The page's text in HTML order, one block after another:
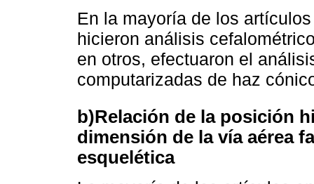
En la mayoría de los
hicieron análisis
en otros, efectuaron el
computarizadas de haz
b)Relación de la posición
dimensión de la vía aérea
esquelética